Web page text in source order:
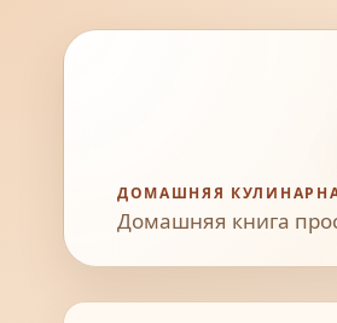
ДОМАШНЯЯ
Домашняя книга